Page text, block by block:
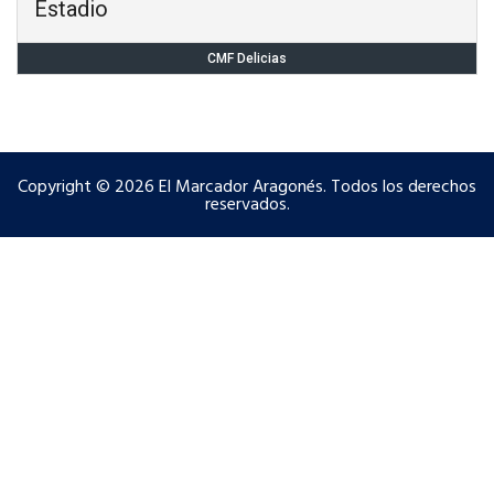
Estadio
CMF Delicias
Copyright © 2026 El Marcador Aragonés. Todos los derechos
reservados.